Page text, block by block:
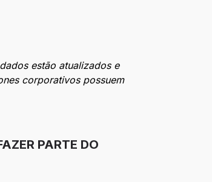
estão atualizados e
corporativos possuem
PARTE DO